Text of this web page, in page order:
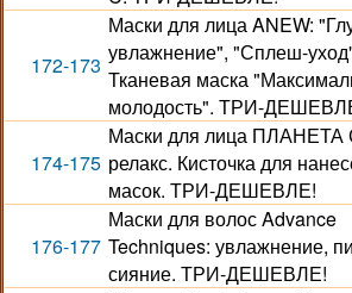
172-173
Маски для лица ANEW:
увлажнение", "Сплеш-
Тканевая маска
молодость". ТРИ-
174-175
Маски для лица
релакс. Кисточка для
масок. ТРИ-ДЕШЕВЛЕ!
176-177
Маски для волос Advance
Techniques: увлажнение,
сияние. ТРИ-ДЕШЕВЛЕ!